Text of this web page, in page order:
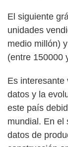
El siguiente
unidades
medio millón)
(entre 150000
Es interesante
datos y la
este país
mundial. En el
datos de